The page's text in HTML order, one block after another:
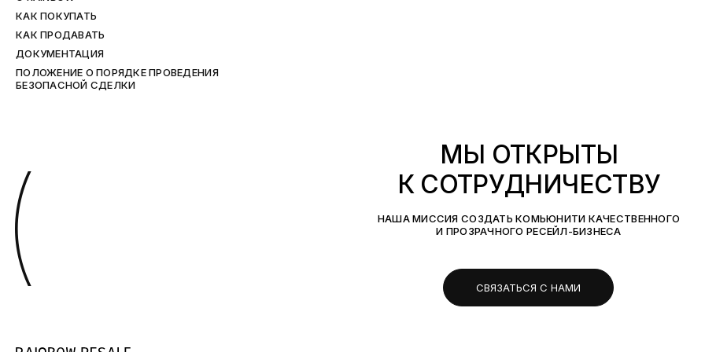
КАК ПОКУПАТЬ
КАК ПРОДАВАТЬ
ДОКУМЕНТАЦИЯ
ПОЛОЖЕНИЕ О ПОРЯДКЕ ПРОВЕДЕНИЯ
БЕЗОПАСНОЙ СДЕЛКИ
(
МЫ ОТКРЫТЫ
К СОТРУДНИЧЕСТВУ
НАША МИССИЯ СОЗДАТЬ КОМЬЮНИТИ КАЧЕСТВЕННОГО
И ПРОЗРАЧНОГО РЕСЕЙЛ-БИЗНЕСА
СВЯЗАТЬСЯ С НАМИ